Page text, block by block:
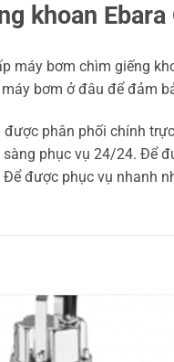
khoan Ebara
máy bơm chìm giếng
bơm ở đâu để đảm
phân phối chính
phục vụ 24/24.
được phục vụ nhanh